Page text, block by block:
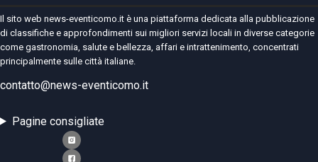
Il sito web news-eventicomo.it è una piattaforma dedicata alla pubblicazione
di classifiche e approfondimenti sui migliori servizi locali in diverse categorie
come gastronomia, salute e bellezza, affari e intrattenimento, concentrati
principalmente sulle città italiane.
contatto@news-eventicomo.it
Pagine consigliate